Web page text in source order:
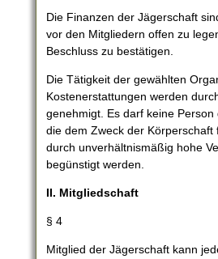
Die Finanzen der Jägerschaft
vor den Mitgliedern offen zu
Beschluss zu bestätigen.
Die Tätigkeit der gewählten
Kostenerstattungen werden
genehmigt. Es darf keine Person
die dem Zweck der Körperschaft
durch unverhältnismäßig hohe
begünstigt werden.
II. Mitgliedschaft
§ 4
Mitglied der Jägerschaft kann